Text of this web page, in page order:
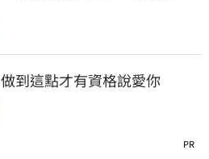
做到這點才有資格說愛你
PR